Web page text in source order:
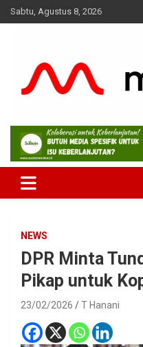
Skip
to
Sabtu, Agustus 8, 2026
MulaMula
Medianya para Gen Z
NEWS
DPR Minta
Pikap untuk
23/02/2026 T Hanani